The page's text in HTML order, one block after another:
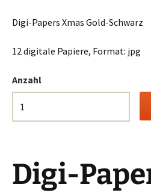
Digi-Papers Xmas Gold-Schwarz
12 digitale Papiere, Format: jpg
Anzahl
Digi-